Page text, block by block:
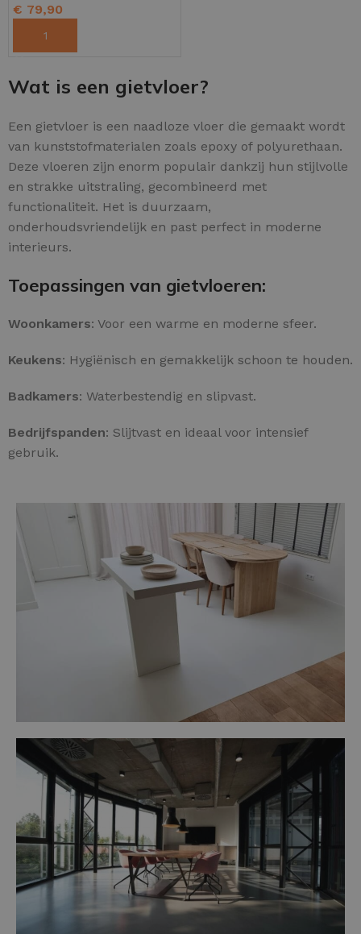
€ 79,90
Wat is een gietvloer?
Een gietvloer is een naadloze vloer die gemaakt wordt
van kunststofmaterialen zoals epoxy of polyurethaan.
Deze vloeren zijn enorm populair dankzij hun stijlvolle
en strakke uitstraling, gecombineerd met
functionaliteit. Het is duurzaam,
onderhoudsvriendelijk en past perfect in moderne
interieurs.
Toepassingen van gietvloeren:
Woonkamers: Voor een warme en moderne sfeer.
Keukens: Hygiënisch en gemakkelijk schoon te houden.
Badkamers: Waterbestendig en slipvast.
Bedrijfspanden: Slijtvast en ideaal voor intensief
gebruik.